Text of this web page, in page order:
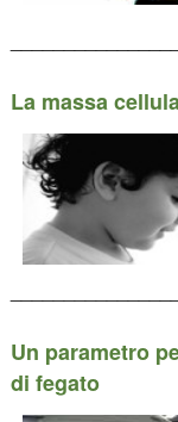
La massa
Un parametro
di fegato